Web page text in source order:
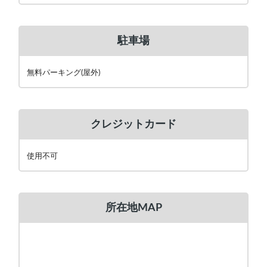
駐車場
無料パーキング(屋外)
クレジットカード
使用不可
所在地MAP